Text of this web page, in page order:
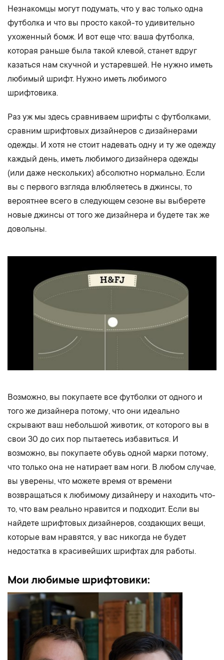
Незнакомцы могут подумать, что у вас только одна
футболка и что вы просто какой-то удивительно
ухоженный бомж. И вот еще что: ваша футболка,
которая раньше была такой клевой, станет вдруг
казаться нам скучной и устаревшей. Не нужно иметь
любимый шрифт. Нужно иметь любимого
шрифтовика.
Раз уж мы здесь сравниваем шрифты с футболками,
сравним шрифтовых дизайнеров с дизайнерами
одежды. И хотя не стоит надевать одну и ту же одежду
каждый день, иметь любимого дизайнера одежды
(или даже нескольких) абсолютно нормально. Если
вы с первого взгляда влюбляетесь в джинсы, то
вероятнее всего в следующем сезоне вы выберете
новые джинсы от того же дизайнера и будете так же
довольны.
Возможно, вы покупаете все футболки от одного и
того же дизайнера потому, что они идеально
скрывают ваш небольшой животик, от которого вы в
свои 30 до сих пор пытаетесь избавиться. И
возможно, вы покупаете обувь одной марки потому,
что только она не натирает вам ноги. В любом случае,
вы уверены, что можете время от времени
возвращаться к любимому дизайнеру и находить что-
то, что вам реально нравится и подходит. Если вы
найдете шрифтовых дизайнеров, создающих вещи,
которые вам нравятся, у вас никогда не будет
недостатка в красивейших шрифтах для работы.
Мои любимые шрифтовики: